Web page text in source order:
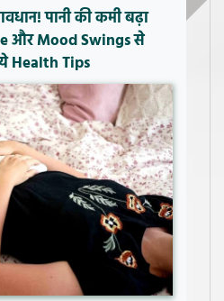
पानी की कमी बढ़ा
और Mood Swings से
Health Tips